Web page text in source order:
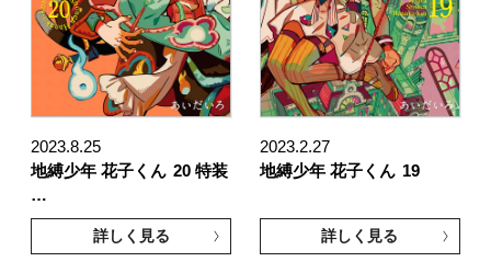
2023.8.25
地縛少年 花子くん 20 特装
…
詳しく見る
2023.2.27
地縛少年 花子くん 19
詳しく見る